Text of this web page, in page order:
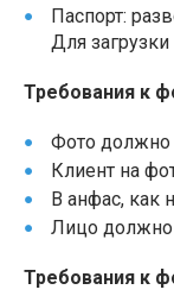
Паспорт:
Для
Требования к
Фото
Клиент на
В анфас, как
Лицо должно
Требования к